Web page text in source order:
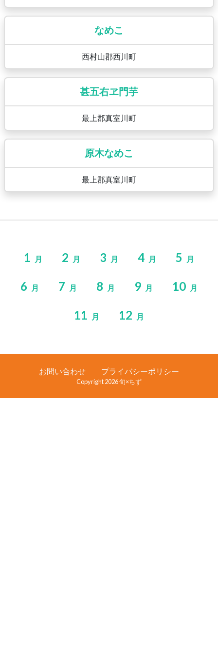
なめこ
西村山郡西川町
甚五右ヱ門芋
最上郡真室川町
原木なめこ
最上郡真室川町
1 月 2 月 3 月 4 月 5 月
6 月 7 月 8 月 9 月 10 月
11 月 12 月
お問い合わせ プライバシーポリシー
Copyright 2026 旬×ちず